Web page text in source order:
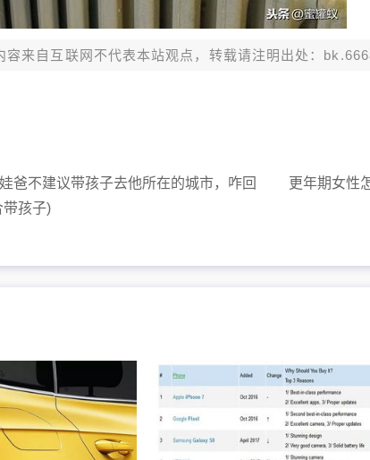
容来自互联网不代表本站观点，转载请注明出处：
爸不建议带孩子去他所在的城市，咋回
带孩子)
更年期女性